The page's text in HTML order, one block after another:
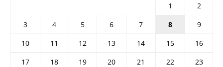
1
2
3
4 5 6 7 8
9
10
11 12 13 14 15
16
17
18 19 20 21 22
23